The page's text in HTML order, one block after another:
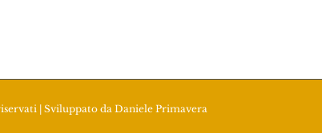
| Sviluppato da Daniele Primavera